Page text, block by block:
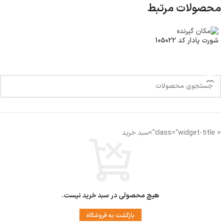
محصولات مرتبط
شورت پادار کد 105022
< class="widget-title">سبد خرید
هیچ محصولی در سبد خرید نیست.
بازگشت به فروشگاه